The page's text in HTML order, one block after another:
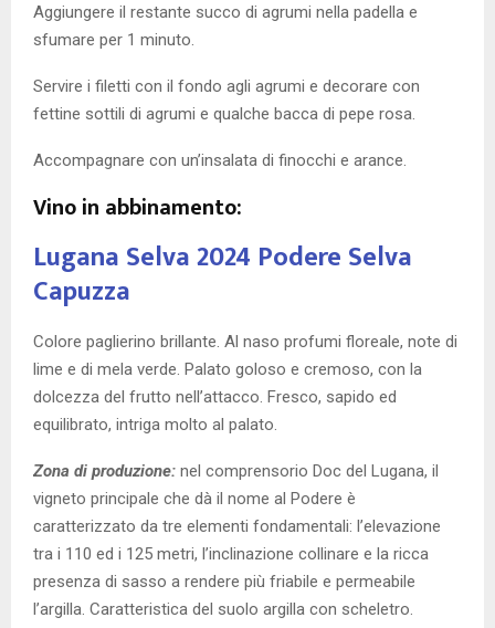
Aggiungere il restante succo di agrumi nella padella e
sfumare per 1 minuto.
Servire i filetti con il fondo agli agrumi e decorare con
fettine sottili di agrumi e qualche bacca di pepe rosa.
Accompagnare con un’insalata di finocchi e arance.
Vino in abbinamento:
Lugana Selva 2024 Podere Selva
Capuzza
Colore paglierino brillante. Al naso profumi floreale, note di
lime e di mela verde. Palato goloso e cremoso, con la
dolcezza del frutto nell’attacco. Fresco, sapido ed
equilibrato, intriga molto al palato.
Zona di produzione: nel comprensorio Doc del Lugana, il
vigneto principale che dà il nome al Podere è
caratterizzato da tre elementi fondamentali: l’elevazione
tra i 110 ed i 125 metri, l’inclinazione collinare e la ricca
presenza di sasso a rendere più friabile e permeabile
l’argilla. Caratteristica del suolo argilla con scheletro.